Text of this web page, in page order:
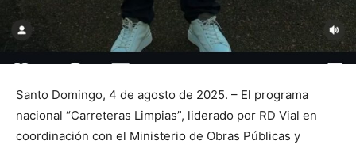
Santo Domingo, 4 de agosto de 2025. – El programa
nacional “Carreteras Limpias”, liderado por RD Vial en
coordinación con el Ministerio de Obras Públicas y